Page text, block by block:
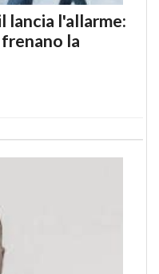
lancia l'allarme:
la